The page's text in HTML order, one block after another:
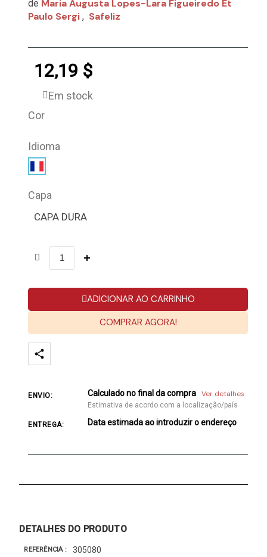
de Maria Augusta Lopes-Lara Figueiredo Et
Paulo Sergi , Safeliz
12,19 $
Em stock
Cor
Idioma
Capa
CAPA DURA
ADICIONAR AO CARRINHO
COMPRAR AGORA!
ENVIO: Calculado no final da compra Ver detalhes
Estimativa de acordo com a localização/país
ENTREGA: Data estimada ao introduzir o endereço
DETALHES DO PRODUTO
REFERÊNCIA 305080